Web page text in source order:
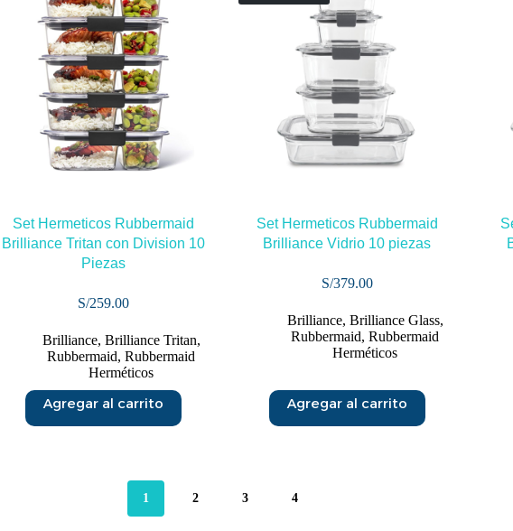
Set Hermeticos Rubbermaid
Brilliance Tritan con Division 10
Piezas
S/259.00
Brilliance, Brilliance Tritan,
Rubbermaid, Rubbermaid
Herméticos
Agregar al carrito
Set Hermeticos Rubbermaid
Brilliance Vidrio 10 piezas
S/379.00
Brilliance, Brilliance Glass,
Rubbermaid, Rubbermaid
Herméticos
Agregar al carrito
1 2 3 4